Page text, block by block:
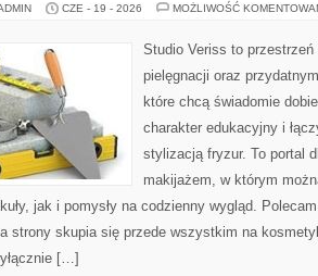
CZE - 19 - 2026 MOŻLIWOŚĆ
Studio Veriss to
pielęgnacji oraz
które chcą świadomie
charakter edukacyjny i
stylizacją fryzur. To portal
makijażem, w którym
jak i pomysły na codzienny wygląd.
strony skupia się przede wszystkim na
[…]